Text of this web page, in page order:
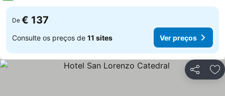
De € 137
Consulte os preços de 11 sites Ver preços
Partilhar